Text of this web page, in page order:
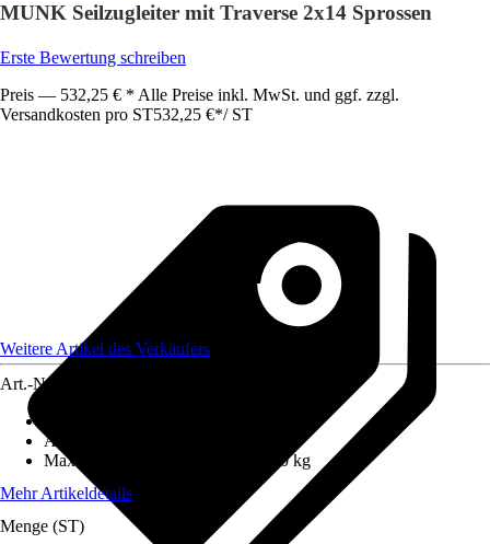
MUNK Seilzugleiter mit Traverse 2x14 Sprossen
Erste Bewertung schreiben
Preis — 532,25 € * Alle Preise inkl. MwSt. und ggf. zzgl.
Versandkosten pro ST532,25 €*/ ST
Weitere Artikel des Verkäufers
Art.-Nr.
Arbeitshöhe
Maximales Belastungsgewicht
150 kg
Mehr Artikeldetails
Menge (ST)